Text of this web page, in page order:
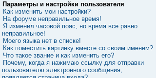
Параметры и настройки пользователя
Как изменить мои настройки?
На форуме неправильное время!
Я изменил часовой пояс, но время все равно
неправильное!
Моего языка нет в списке!
Как поместить картинку вместе со своим именем?
Что такое звание и как изменить его?
Почему, когда я нажимаю ссылку для отправки
пользователю электронного сообщения,